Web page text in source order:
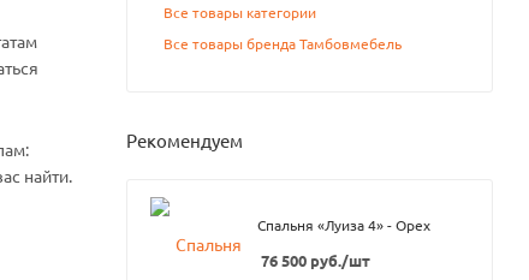
найти.
Все товары категории
Все товары бренда Тамбовмебель
Рекомендуем
Спальня «Луиза 4» - Орех
76 500 руб./шт